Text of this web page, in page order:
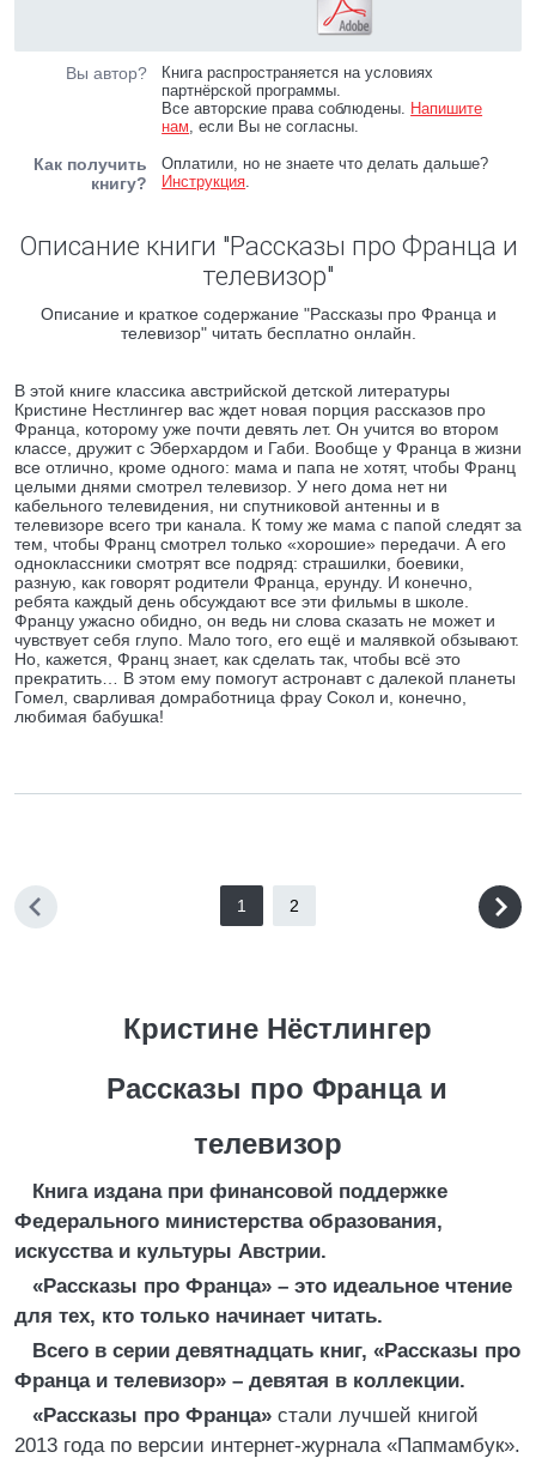
Вы автор?
Книга распространяется на условиях
партнёрской программы.
Все авторские права соблюдены. Напишите
нам, если Вы не согласны.
Как получить
книгу?
Оплатили, но не знаете что делать дальше?
Инструкция.
Описание книги "Рассказы про Франца и
телевизор"
Описание и краткое содержание "Рассказы про Франца и
телевизор" читать бесплатно онлайн.
В этой книге классика австрийской детской литературы
Кристине Нестлингер вас ждет новая порция рассказов про
Франца, которому уже почти девять лет. Он учится во втором
классе, дружит с Эберхардом и Габи. Вообще у Франца в жизни
все отлично, кроме одного: мама и папа не хотят, чтобы Франц
целыми днями смотрел телевизор. У него дома нет ни
кабельного телевидения, ни спутниковой антенны и в
телевизоре всего три канала. К тому же мама с папой следят за
тем, чтобы Франц смотрел только «хорошие» передачи. А его
одноклассники смотрят все подряд: страшилки, боевики,
разную, как говорят родители Франца, ерунду. И конечно,
ребята каждый день обсуждают все эти фильмы в школе.
Францу ужасно обидно, он ведь ни слова сказать не может и
чувствует себя глупо. Мало того, его ещё и малявкой обзывают.
Но, кажется, Франц знает, как сделать так, чтобы всё это
прекратить… В этом ему помогут астронавт с далекой планеты
Гомел, сварливая домработница фрау Сокол и, конечно,
любимая бабушка!
1 2
Кристине Нёстлингер
Рассказы про Франца и
телевизор
Книга издана при финансовой поддержке
Федерального министерства образования,
искусства и культуры Австрии.
«Рассказы про Франца» – это идеальное чтение
для тех, кто только начинает читать.
Всего в серии девятнадцать книг, «Рассказы про
Франца и телевизор» – девятая в коллекции.
«Рассказы про Франца» стали лучшей книгой
2013 года по версии интернет-журнала «Папмамбук».